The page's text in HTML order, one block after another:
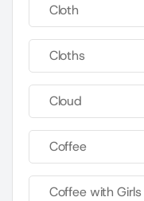
Cloth
Cloths
Cloud
Coffee
Coffee with Girls